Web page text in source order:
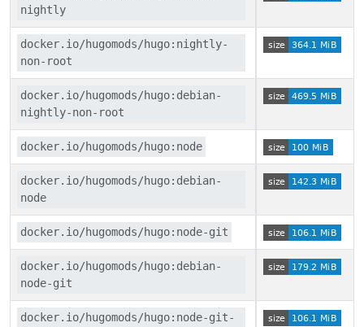
nightly
docker.io/hugomods/hugo:nightly-
non-root
docker.io/hugomods/hugo:debian-
nightly-non-root
docker.io/hugomods/hugo:node
docker.io/hugomods/hugo:debian-
node
docker.io/hugomods/hugo:node-git
docker.io/hugomods/hugo:debian-
node-git
docker.io/hugomods/hugo:node-git-